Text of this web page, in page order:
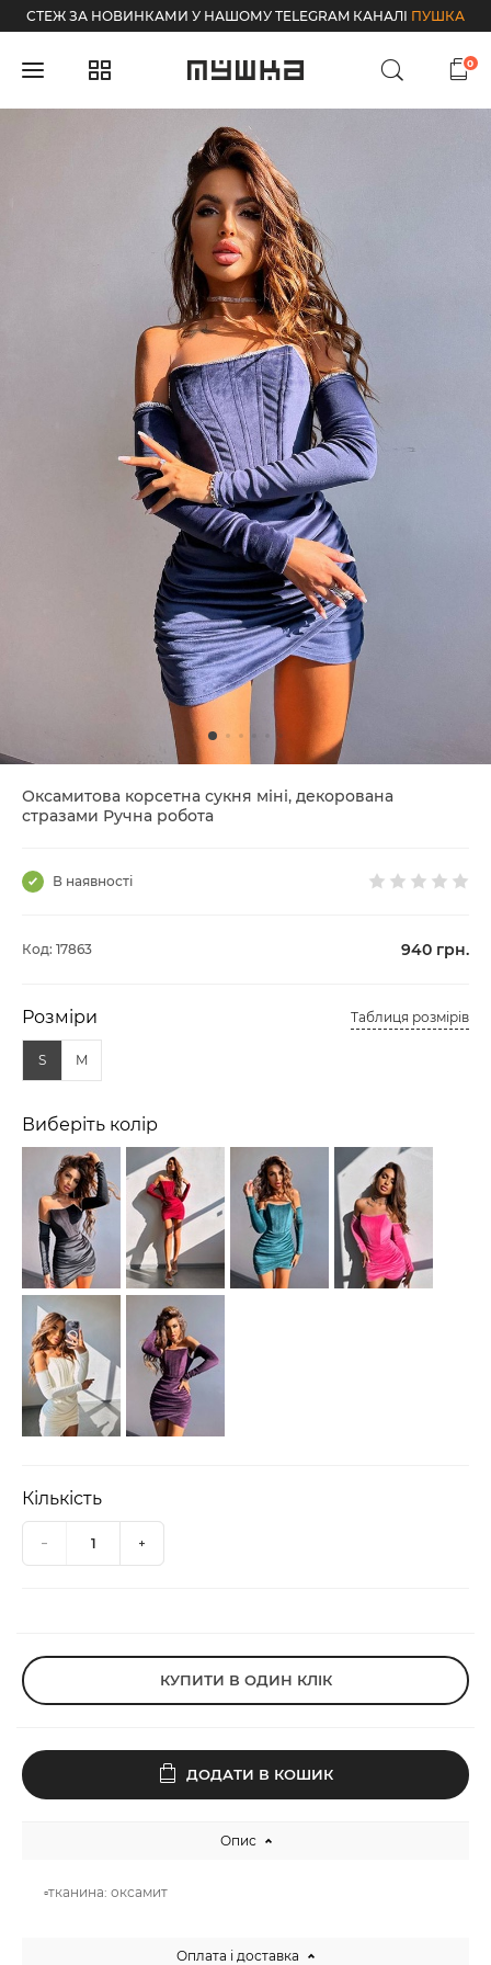
СТЕЖ ЗА НОВИНКАМИ У НАШОМУ TELEGRAM КАНАЛІ ПУШКА
0
Оксамитова корсетна сукня міні, декорована
стразами Ручна робота
В наявності
Код: 17863 940 грн.
Розміри Таблиця розмірів
S M
Виберіть колір
Кількість
КУПИТИ В ОДИН КЛІК
ДОДАТИ В КОШИК
Опис
▫️тканина: оксамит
Оплата і доставка